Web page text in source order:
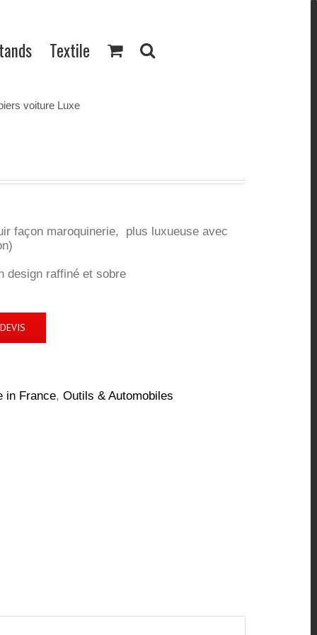
Textile
voiture Luxe
façon maroquinerie, plus luxueuse avec
design raffiné et sobre
in France, Outils & Automobiles